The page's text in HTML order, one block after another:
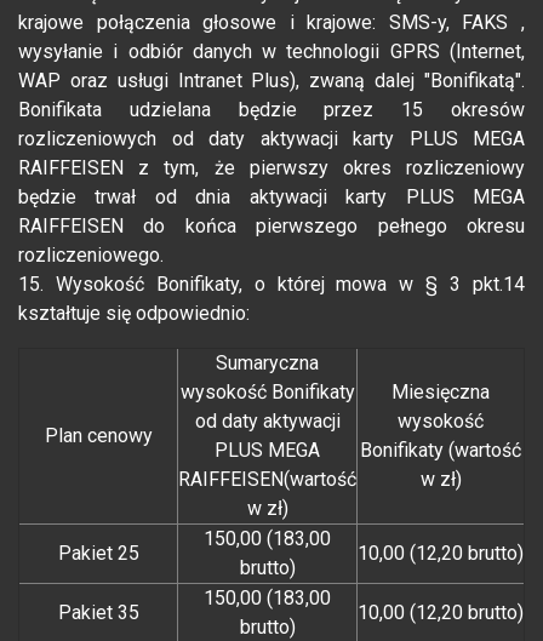
krajowe połączenia głosowe i krajowe: SMS-y, FAKS ,
wysyłanie i odbiór danych w technologii GPRS (Internet,
WAP oraz usługi Intranet Plus), zwaną dalej "Bonifikatą".
Bonifikata udzielana będzie przez 15 okresów
rozliczeniowych od daty aktywacji karty PLUS MEGA
RAIFFEISEN z tym, że pierwszy okres rozliczeniowy
będzie trwał od dnia aktywacji karty PLUS MEGA
RAIFFEISEN do końca pierwszego pełnego okresu
rozliczeniowego.
15. Wysokość Bonifikaty, o której mowa w § 3 pkt.14
kształtuje się odpowiednio:
Plan cenowy
Sumaryczna
wysokość Bonifikaty
od daty aktywacji
PLUS MEGA
RAIFFEISEN(wartość
w zł)
Miesięczna
wysokość
Bonifikaty (wartość
w zł)
Pakiet 25
150,00 (183,00
brutto)
10,00 (12,20 brutto)
Pakiet 35
150,00 (183,00
brutto)
10,00 (12,20 brutto)